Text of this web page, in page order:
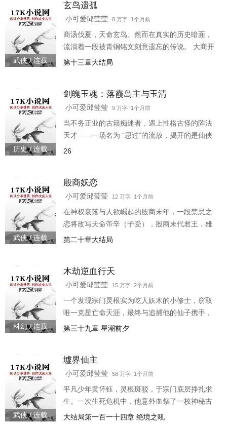
水，有闺秀藏于妆奁深处的词笺，有女尼拂去经
卷尘埃的指尖。 她们不是帝王将相的女人，不是
才子佳人的注脚——她们是江南旧巷里真实活过
的魂魄，一颦一笑，都有诗词为证。 本书以宋词
武侠 / 连载
玄鸟遗孤
小可爱邱莹莹 8 万字 1个月前
商汤伐夏，天命玄鸟。然而在真实的历史暗面，
流淌着一段被青铜铭文刻意遗忘的传说。 大商开
国君主商汤，在誓师伐葛前夜，于淇水之畔遇见
玉佩，示警埋伏，助他初战告捷，却只说为了一
段 “三百年的因果”。她是狐妖，亦是遗孤。她的
血脉里，流淌着上古青丘与玄鸟交织的秘密。
第十三章大结局
历史 / 连载
剑魄玉魂：落霞岛主与玉清
小可爱邱莹莹 9 万字 1个月前
当不务正业的古籍痴迷者，遇上性格古怪的阵法
天才——一场名为 “思过”的流放，揭开的是仙侠
世界最深处的禁忌与救赎。玉清观少主邱莹莹，
经阁，痴迷研究那些被时光遗忘的上古秘术、禁
忌阵法。 直到她触碰了师门最深的禁忌，震怒的
师尊凌虚真人一纸令下，将她发配至万里之外的
落霞岛，面海思过三年。 落霞岛主蔡少坡，修仙
26
武侠 / 连载
殷商妖恋
小可爱邱莹莹 12 万字 1个月前
在神权衰落与人欲崛起的殷商末年，一段禁忌之
恋将改写天命帝辛（子受），殷商末代君王，雄
才大略却日益孤绝。 在质疑天命、挑战神权的道
柳如烟，修炼五百年的青丘狐妖，奉女娲密令入
世惑君，加速殷商天命终结。 她本应是冷静的执
行者，却在淇水桃林与帝辛相遇——那个男人看
透她伪装的眼神，竟与她一样盛放着不被世间理
第二十章大结局
科幻 / 连载
木劫逆血行天
小可爱邱莹莹 15 万字 2个月前
一个发现宗门灵根实为吃人妖木的小修士，窃取
唯一克星亡命天涯，最终与追捕他的仙子携手，
揭穿延续万年的飞升谎言，于修真体系的废墟
第三十九章 星潮前夕
武侠 / 连载
墟界仙主
小可爱邱莹莹 58 万字 1个月前
平凡少年黄怀钰，灵根斑驳，于宗门底层挣扎求
生。一次生死危机中，他意外血祭了一枚神秘古
玉，竟唤醒其内蕴藏的太古仙府——【墟界】。
大结局第一百一十四章 绝境之吼